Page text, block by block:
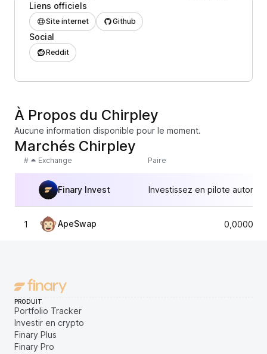
Liens officiels
Site internet Github
Social
Reddit
À Propos du Chirpley
Aucune information disponible pour le moment.
Marchés Chirpley
# Exchange Paire
Finary Invest Investissez en pilote
1 ApeSwap
PRODUIT
Portfolio Tracker
Investir en crypto
Finary Plus
Finary Pro